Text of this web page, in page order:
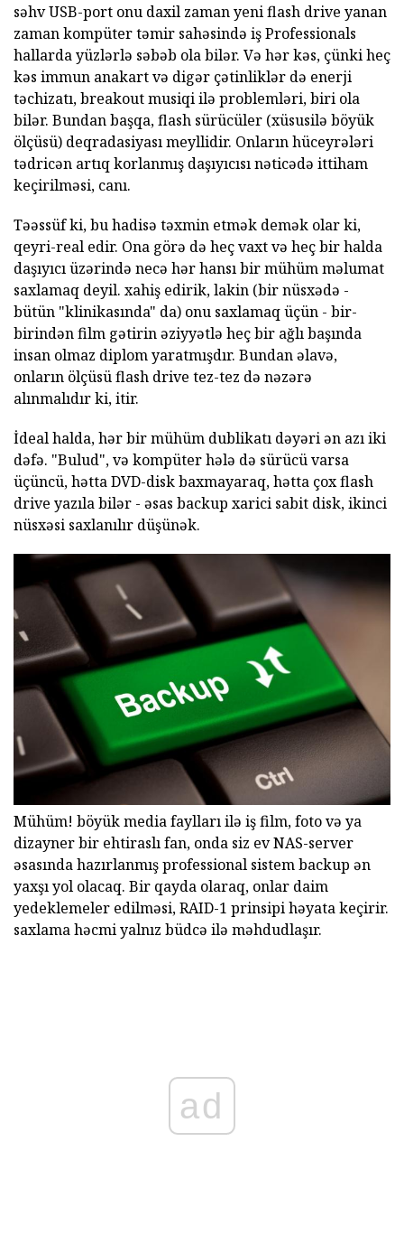
səhv USB-port onu daxil zaman yeni flash drive yanan
zaman kompüter təmir sahəsində iş Professionals
hallarda yüzlərlə səbəb ola bilər. Və hər kəs, çünki heç
kəs immun anakart və digər çətinliklər də enerji
təchizatı, breakout musiqi ilə problemləri, biri ola
bilər. Bundan başqa, flash sürücüler (xüsusilə böyük
ölçüsü) deqradasiyası meyllidir. Onların hüceyrələri
tədricən artıq korlanmış daşıyıcısı nəticədə ittiham
keçirilməsi, canı.
Təəssüf ki, bu hadisə təxmin etmək demək olar ki,
qeyri-real edir. Ona görə də heç vaxt və heç bir halda
daşıyıcı üzərində necə hər hansı bir mühüm məlumat
saxlamaq deyil. xahiş edirik, lakin (bir nüsxədə -
bütün "klinikasında" da) onu saxlamaq üçün - bir-
birindən film gətirin əziyyətlə heç bir ağlı başında
insan olmaz diplom yaratmışdır. Bundan əlavə,
onların ölçüsü flash drive tez-tez də nəzərə
alınmalıdır ki, itir.
İdeal halda, hər bir mühüm dublikatı dəyəri ən azı iki
dəfə. "Bulud", və kompüter hələ də sürücü varsa
üçüncü, hətta DVD-disk baxmayaraq, hətta çox flash
drive yazıla bilər - əsas backup xarici sabit disk, ikinci
nüsxəsi saxlanılır düşünək.
Mühüm! böyük media faylları ilə iş film, foto və ya
dizayner bir ehtiraslı fan, onda siz ev NAS-server
əsasında hazırlanmış professional sistem backup ən
yaxşı yol olacaq. Bir qayda olaraq, onlar daim
yedeklemeler edilməsi, RAID-1 prinsipi həyata keçirir.
saxlama həcmi yalnız büdcə ilə məhdudlaşır.
ad